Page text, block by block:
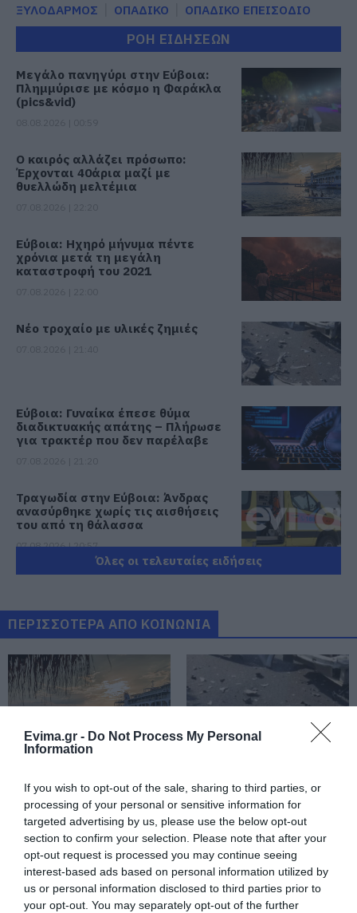
Evima.gr - Do Not Process My Personal
Information
If you wish to opt-out of the sale, sharing to third parties, or
processing of your personal or sensitive information for
targeted advertising by us, please use the below opt-out
section to confirm your selection. Please note that after your
opt-out request is processed you may continue seeing
interest-based ads based on personal information utilized by
us or personal information disclosed to third parties prior to
your opt-out. You may separately opt-out of the further
ΞΥΛΟΔΑΡΜΟΣ
ΟΠΑΔΙΚΟ ΟΠΑΔΙΚΟ ΕΠΕΙΣΟΔΙΟ
ΡΟΗ ΕΙΔΗΣΕΩΝ
Μεγάλο πανηγύρι στην Εύβοια:
Πλημμύρισε με κόσμο η Φαράκλα
(pics&vid)
Ο καιρός αλλάζει πρόσωπο:
Έρχονται 40άρια μαζί με
θυελλώδη μελτέμια
Εύβοια: Ηχηρό μήνυμα πέντε
χρόνια μετά τη μεγάλη
καταστροφή του 2021
Νέο τροχαίο με υλικές ζημιές
Εύβοια: Γυναίκα έπεσε θύμα
διαδικτυακής απάτης – Πλήρωσε
για τρακτέρ που δεν παρέλαβε
Τραγωδία στην Εύβοια: Άνδρας
ανασύρθηκε χωρίς τις αισθήσεις
του από τη θάλασσα
07.08.2026 | 20:57
Ποιοι και γιατί θα πάρουν
διπλάσια σύνταξη τον Αύγουστο
07.08.2026 | 20:20
Δείτε τι έκανε Δήμος της Εύβοιας
07.08.2026 | 20:00
Μητέρα και γιος οι νεκροί από τη
σύγκρουση αυτοκινήτου με
φορτηγό
07.08.2026 | 19:40
Όλες οι τελευταίες ειδήσεις
ΠΕΡΙΣΣΟΤΕΡΑ ΑΠΟ ΚΟΙΝΩΝΙΑ
Ο καιρός αλλάζει
πρόσωπο: Έρχονται
40άρια μαζί με
θυελλώδη μελτέμια
Νέο τροχαίο με υλικές
ζημιές